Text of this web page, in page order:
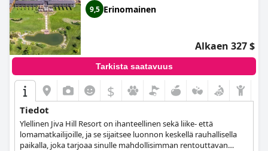
9,5 Erinomainen
Alkaen 327 $
Tarkista saatavuus
$
Tiedot
Ylellinen Jiva Hill Resort on ihanteellinen sekä liike- että
lomamatkailijoille, ja se sijaitsee luonnon keskellä rauhallisella
paikalla, joka tarjoaa sinulle mahdollisimman rentouttavan